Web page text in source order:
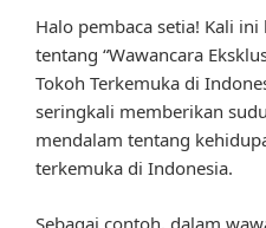
Halo pembaca setia! Kali
tentang “Wawancara
Tokoh Terkemuka di
seringkali memberikan
mendalam tentang
terkemuka di Indonesia.
Sebagai contoh, dalam